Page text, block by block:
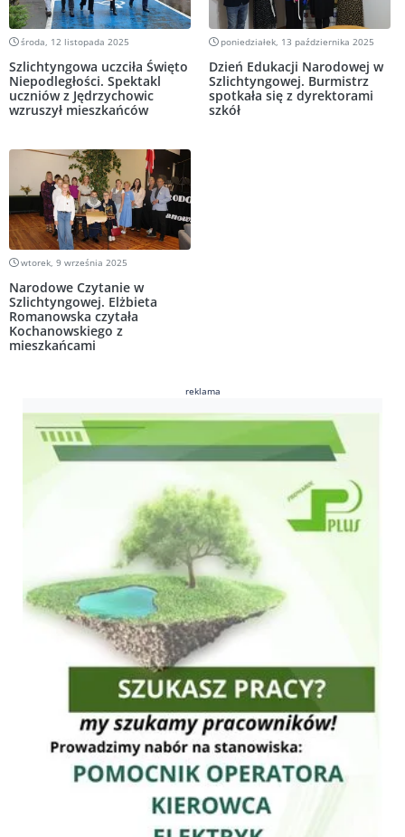
środa, 12 listopada 2025
Szlichtyngowa uczciła Święto
Niepodległości. Spektakl
uczniów z Jędrzychowic
wzruszył mieszkańców
poniedziałek, 13 października 2025
Dzień Edukacji Narodowej w
Szlichtyngowej. Burmistrz
spotkała się z dyrektorami
szkół
wtorek, 9 września 2025
Narodowe Czytanie w
Szlichtyngowej. Elżbieta
Romanowska czytała
Kochanowskiego z
mieszkańcami
reklama